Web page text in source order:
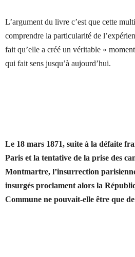
L’argument du livre c’est que cette
comprendre la particularité de
fait qu’elle a créé un véritable «
qui fait sens jusqu’à aujourd’hui.
Le 18 mars 1871, suite à la défaite
Paris et la tentative de la prise des
Montmartre, l’insurrection
insurgés proclament alors la
Commune ne pouvait-elle être que